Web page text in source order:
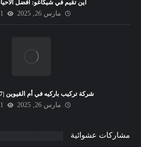
أين تقيم في شيكاغو: أفضل
مارس 26, 2025
شركة تركيب باركيه في أم القيوين |0547149297
مارس 26, 2025
مشاركات عشوائية